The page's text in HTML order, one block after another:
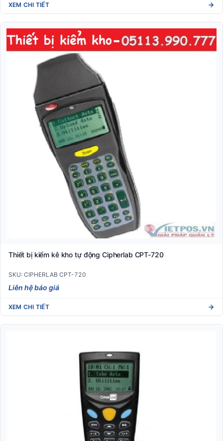
XEM CHI TIẾT
Thiết bị kiểm kê kho tự động Cipherlab CPT-720
SKU: CIPHERLAB CPT-720
Liên hệ báo giá
XEM CHI TIẾT